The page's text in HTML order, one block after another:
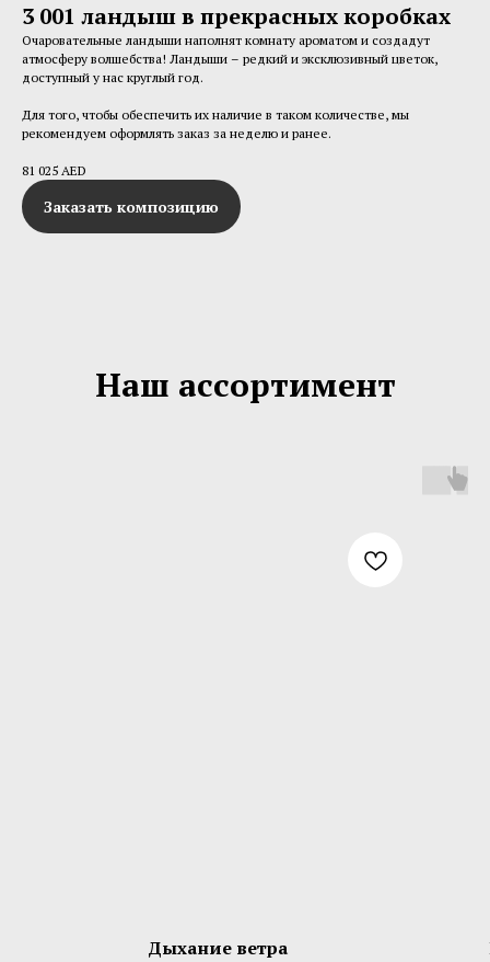
3 001 ландыш в прекрасных коробках
Очаровательные ландыши наполнят комнату ароматом и создадут
атмосферу волшебства! Ландыши – редкий и эксклюзивный цветок,
доступный у нас круглый год.
Для того, чтобы обеспечить их наличие в таком количестве, мы
рекомендуем оформлять заказ за неделю и ранее.
81 025 AED
Заказать композицию
Наш ассортимент
Дыхание ветра